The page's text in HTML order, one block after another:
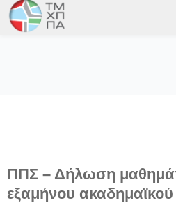
ΠΠΣ – Δήλωση
εξαμήνου